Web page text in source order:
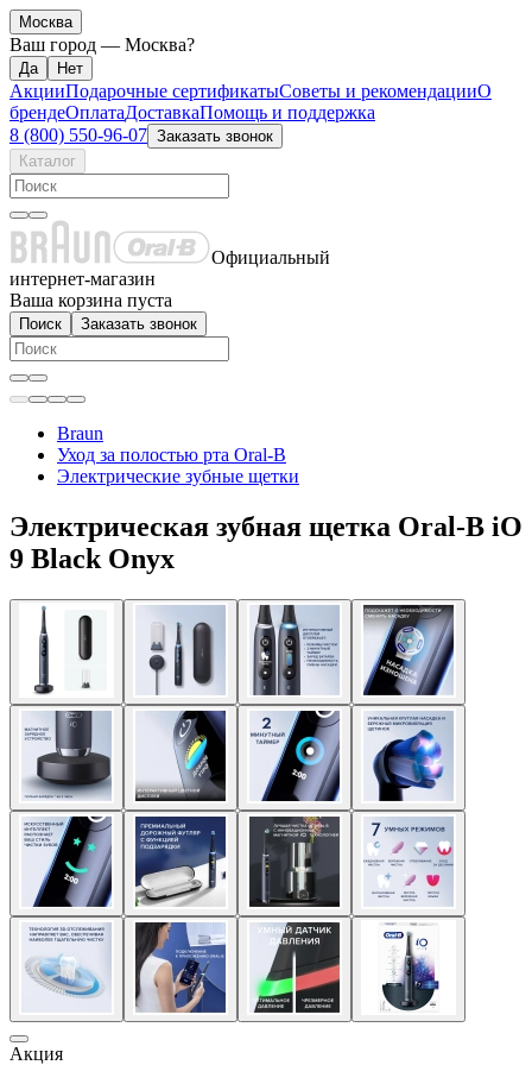
Москва
Ваш город — Москва?
АкцииПодарочные сертификатыСоветы и рекомендацииО
брендеОплатаДоставкаПомощь и поддержка
8 (800) 550-96-07 Заказать звонок
Каталог
Официальный
интернет-магазин
Ваша корзина пуста
Поиск Заказать звонок
Braun
Уход за полостью рта Oral-B
Электрические зубные щетки
Электрическая зубная щетка Oral-B iO
9 Black Onyx
Акция